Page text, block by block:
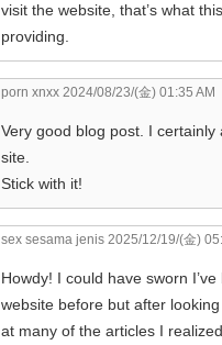
visit the website, that’s what
providing.
porn xnxx 2024/08/23/(金) 01:35 AM
Very good blog post. I certainly
site.
Stick with it!
sex sesama jenis 2025/12/19/(金)
Howdy! I could have sworn
website before but after looking
at many of the articles I